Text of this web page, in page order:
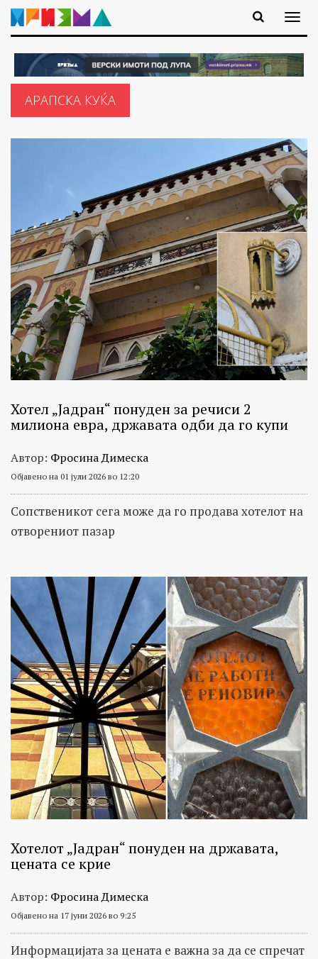
АРАПСКА КУЌА
Хотел „Јадран“ понуден за речиси 2
милиона евра, државата одби да го купи
Автор: Фросина Димеска
Објавено на 01 јули 2026 во 12:20
Сопственикот сега може да го продава хотелот на
отворениот пазар
Хотелот „Јадран“ понуден на државата,
цената се крие
Автор: Фросина Димеска
Објавено на 17 јуни 2026 во 9:25
Информацијата за цената е важна за да се спречат